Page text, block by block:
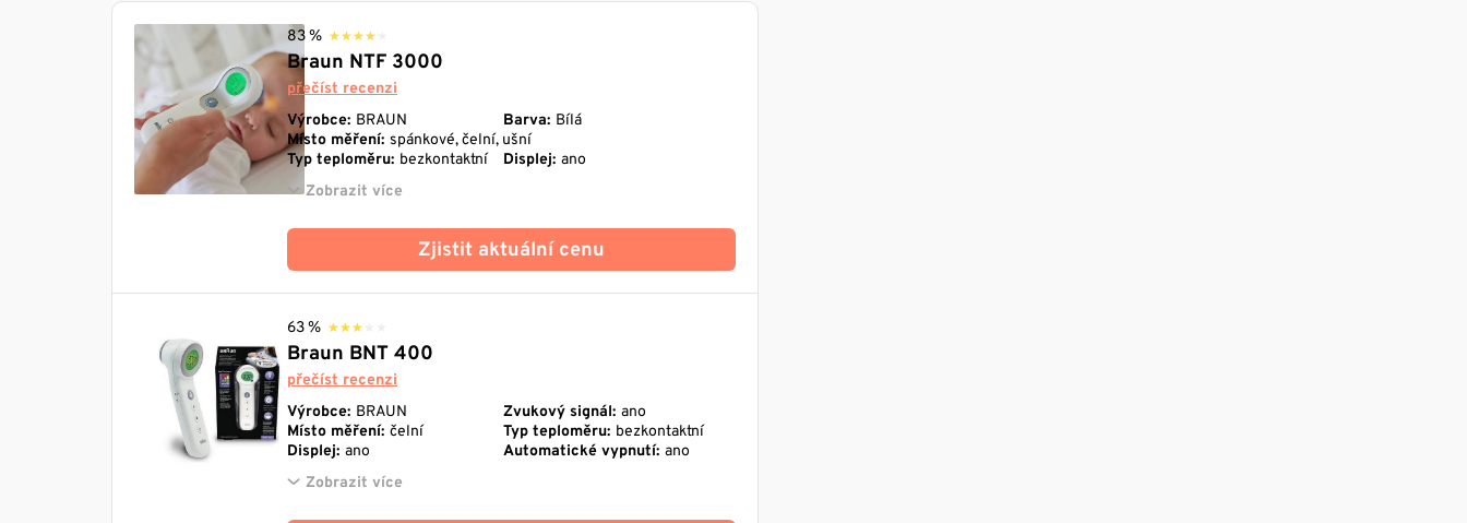
83 % ★★★★★
★★★★★
Braun NTF 3000
přečíst recenzi
Výrobce: BRAUN Barva: Bílá
Místo měření: spánkové, čelní, ušní
Typ teploměru: bezkontaktní Displej: ano
Zobrazit více
Zjistit aktuální cenu
63 % ★★★★★
★★★★★
Braun BNT 400
přečíst recenzi
Výrobce: BRAUN Zvukový signál: ano
Místo měření: čelní Typ teploměru: bezkontaktní
Displej: ano Automatické vypnutí: ano
Zobrazit více